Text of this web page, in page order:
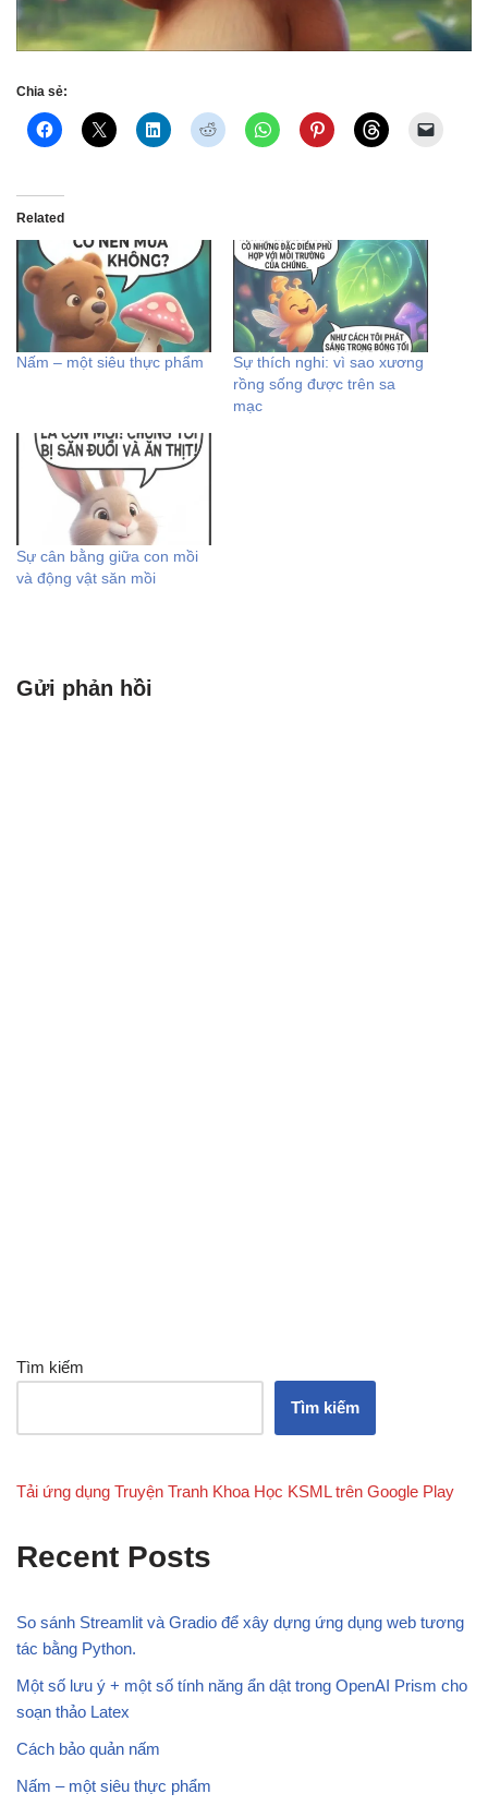
Chia sẻ:
Related
Nấm – một siêu thực phẩm
Sự thích nghi: vì sao xương
rồng sống được trên sa
mạc
Sự cân bằng giữa con mồi
và động vật săn mồi
Gửi phản hồi
Tìm kiếm
Tìm kiếm
Tải ứng dụng Truyện Tranh Khoa Học KSML trên Google Play
Recent Posts
So sánh Streamlit và Gradio để xây dựng ứng dụng web tương
tác bằng Python.
Một số lưu ý + một số tính năng ẩn dật trong OpenAI Prism cho
soạn thảo Latex
Cách bảo quản nấm
Nấm – một siêu thực phẩm